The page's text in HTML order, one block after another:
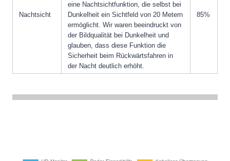
Nachtsicht
eine Nachtsichtfunktion, die selbst bei
Dunkelheit ein Sichtfeld von 20 Metern
ermöglicht. Wir waren beeindruckt von
der Bildqualität bei Dunkelheit und
glauben, dass diese Funktion die
Sicherheit beim Rückwärtsfahren in
der Nacht deutlich erhöht.
85%